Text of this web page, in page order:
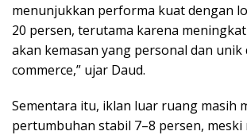
menunjukkan performa kuat dengan
20 persen, terutama karena
akan kemasan yang personal dan unik
commerce,” ujar Daud.
Sementara itu, iklan luar ruang masih
pertumbuhan stabil 7–8 persen,